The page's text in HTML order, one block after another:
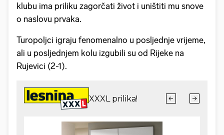
klubu ima priliku zagorčati život i uništiti mu snove
o naslovu prvaka.
Turopoljci igraju fenomenalno u posljednje vrijeme,
ali u posljednjem kolu izgubili su od Rijeke na
Rujevici (2-1).